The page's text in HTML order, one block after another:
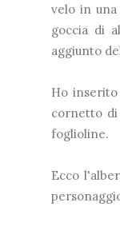
velo in una
goccia di
aggiunto
Ho
cornetto
foglioline.
Ecco